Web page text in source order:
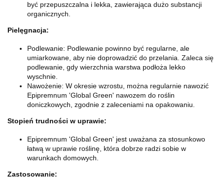
być przepuszczalna i lekka, zawierająca dużo substancji
organicznych.
Pielęgnacja:
Podlewanie: Podlewanie powinno być regularne, ale
umiarkowane, aby nie doprowadzić do przelania. Zaleca się
podlewanie, gdy wierzchnia warstwa podłoża lekko
wyschnie.
Nawożenie: W okresie wzrostu, można regularnie nawozić
Epipremnum 'Global Green' nawozem do roślin
doniczkowych, zgodnie z zaleceniami na opakowaniu.
Stopień trudności w uprawie:
Epipremnum 'Global Green' jest uważana za stosunkowo
łatwą w uprawie roślinę, która dobrze radzi sobie w
warunkach domowych.
Zastosowanie: